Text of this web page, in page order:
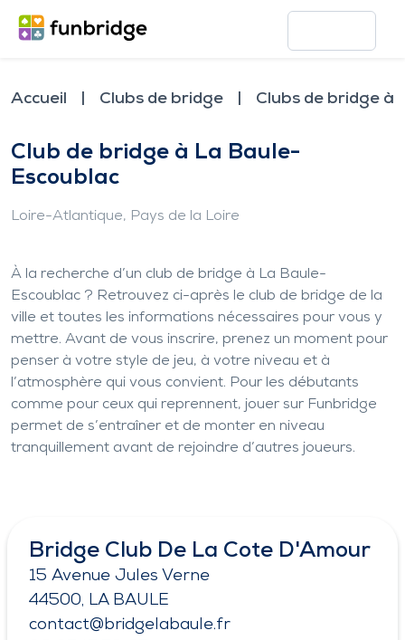
Accueil Clubs de bridge Clubs de bridge à
Club de bridge à La Baule-
Escoublac
Loire-Atlantique, Pays de la Loire
À la recherche d’un club de bridge à La Baule-
Escoublac ? Retrouvez ci-après le club de bridge de la
ville et toutes les informations nécessaires pour vous y
mettre. Avant de vous inscrire, prenez un moment pour
penser à votre style de jeu, à votre niveau et à
l’atmosphère qui vous convient. Pour les débutants
comme pour ceux qui reprennent, jouer sur Funbridge
permet de s’entraîner et de monter en niveau
tranquillement avant de rejoindre d’autres joueurs.
Bridge Club De La Cote D'Amour
15 Avenue Jules Verne
44500, LA BAULE
contact@bridgelabaule.fr